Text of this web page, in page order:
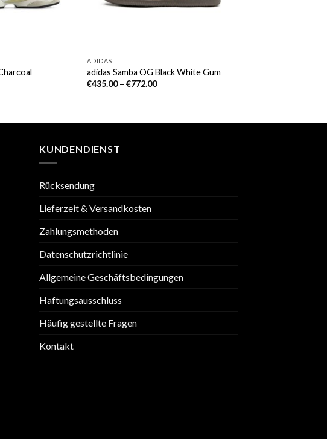
ADIDAS
adidas Samba OG Black White Gum
€435.00– €772.00
KUNDENDIENST
Rücksendung
Lieferzeit & Versandkosten
Zahlungsmethoden
Datenschutzrichtlinie
Allgemeine Geschäftsbedingungen
Haftungsausschluss
Häufig gestellte Fragen
Kontakt